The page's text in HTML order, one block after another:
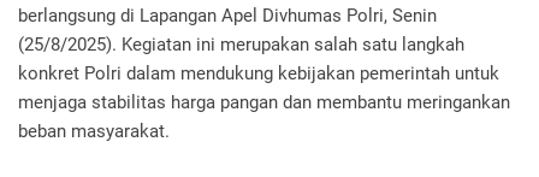
berlangsung di Lapangan Apel Divhumas Polri, Senin
(25/8/2025). Kegiatan ini merupakan salah satu langkah
konkret Polri dalam mendukung kebijakan pemerintah untuk
menjaga stabilitas harga pangan dan membantu meringankan
beban masyarakat.